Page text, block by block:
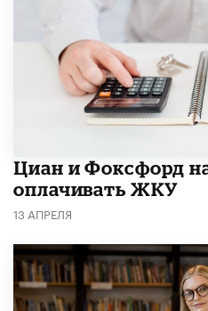
Циан и Фоксфорд
оплачивать ЖКУ
13 АПРЕЛЯ